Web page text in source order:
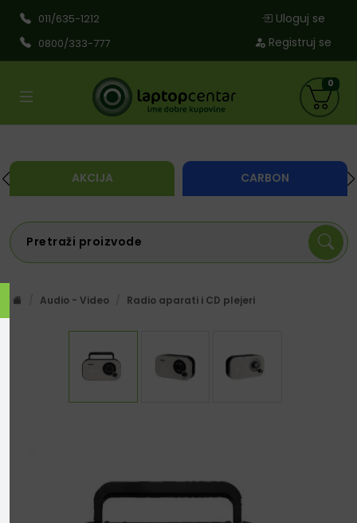
011/635-1212
0800/333-777
Uloguj se
Registruj se
AKCIJA CARBON
0
Audio - Video Radio aparati i CD plejeri